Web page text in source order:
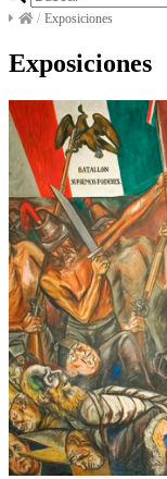
/ Exposiciones
Exposiciones